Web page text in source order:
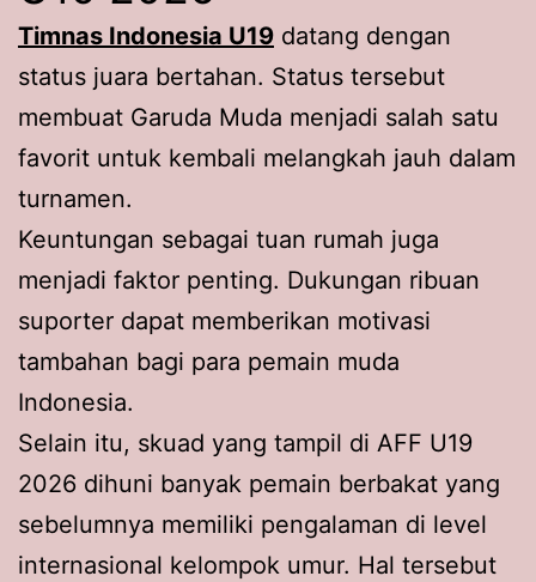
Timnas Indonesia U19 datang dengan
status juara bertahan. Status tersebut
membuat Garuda Muda menjadi salah satu
favorit untuk kembali melangkah jauh dalam
turnamen.
Keuntungan sebagai tuan rumah juga
menjadi faktor penting. Dukungan ribuan
suporter dapat memberikan motivasi
tambahan bagi para pemain muda
Indonesia.
Selain itu, skuad yang tampil di AFF U19
2026 dihuni banyak pemain berbakat yang
sebelumnya memiliki pengalaman di level
internasional kelompok umur. Hal tersebut